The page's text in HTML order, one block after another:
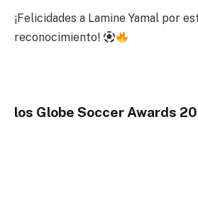
¡Felicidades a Lamine Yamal por
reconocimiento!
los Globe Soccer Awards